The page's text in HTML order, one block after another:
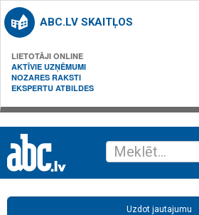
ABC.LV SKAITĻOS
LIETOTĀJI ONLINE
AKTĪVIE UZŅĒMUMI
NOZARES RAKSTI
EKSPERTU ATBILDES
Uzdot jautajumu